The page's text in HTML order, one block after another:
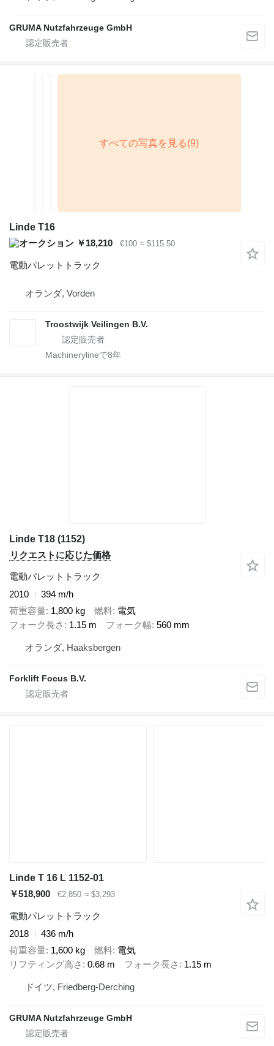
GRUMA Nutzfahrzeuge GmbH
Linde T16
￥18,210
€100 ≈ $115.50
電動パレットトラック
オランダ, Vorden
Troostwijk Veilingen B.V.
Machinerylineで8年
Linde T18 (1152)
リクエストに応じた価格
電動パレットトラック
2010
394 m/h
荷重容量 1,800 kg 燃料 電気
フォーク長さ
1.15 m フォーク幅 560 mm
オランダ, Haaksbergen
Forklift Focus B.V.
Linde T 16 L 1152-01
￥518,900
€2,850 ≈ $3,293
電動パレットトラック
2018
436 m/h
荷重容量 1,600 kg 燃料 電気
リフティング高さ
0.68 m フォーク長さ 1.15 m
ドイツ, Friedberg-Derching
GRUMA Nutzfahrzeuge GmbH